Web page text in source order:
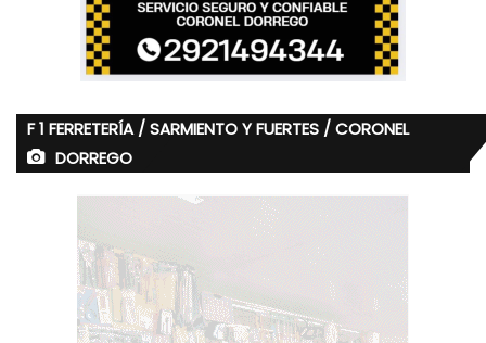
F 1 FERRETERÍA / SARMIENTO Y FUERTES / CORONEL
DORREGO